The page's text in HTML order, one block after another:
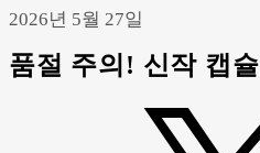
2026년 5월 27일
품절 주의! 신작 캡